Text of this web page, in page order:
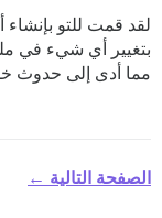
مما أدى إلى حدوث
الصفحة التالية ←